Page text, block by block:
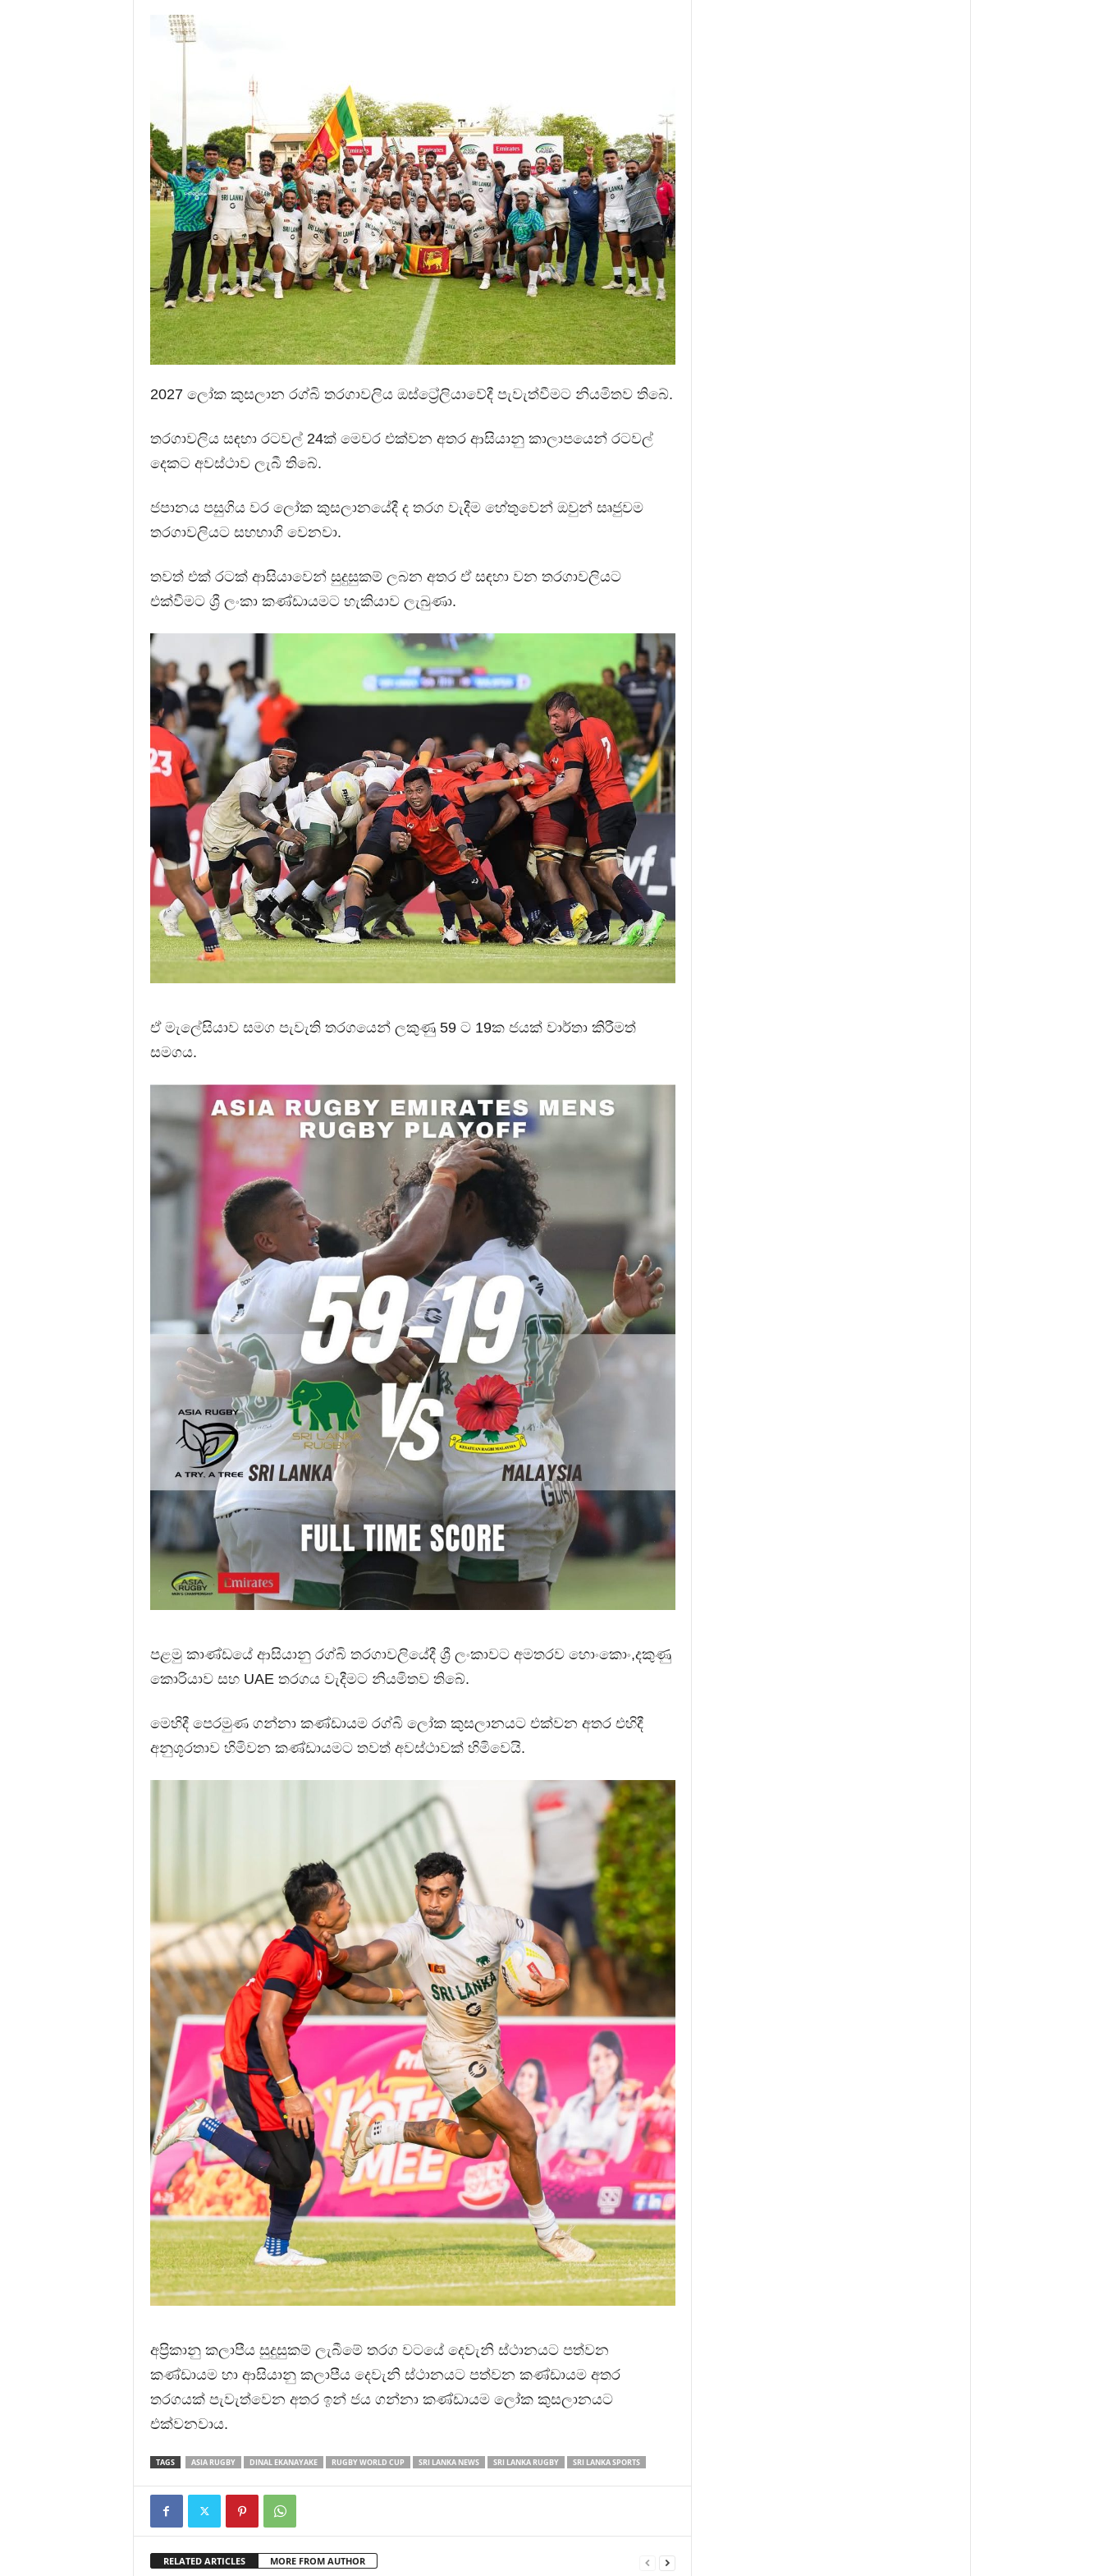
2027 ලෝක කුසලාන රග්බි තරගාවලිය ඔස්ට්‍රේලියාවේදී පැවැත්වීමට නියමිතව තිබේ.
තරගාවලිය සඳහා රටවල් 24ක් මෙවර එක්වන අතර ආසියානු කාලාපයෙන් රටවල්
දෙකට අවස්ථාව ලැබී තිබේ.
ජපානය පසුගිය වර ලෝක කුසලානයේදී ද තරග වැදීම හේතුවෙන් ඔවුන් සෘජුවම
තරගාවලියට සහභාගි වෙනවා.
තවත් එක් රටක් ආසියාවෙන් සුදුසුකම් ලබන අතර ඒ සඳහා වන තරගාවලියට
එක්වීමට ශ්‍රී ලංකා කණ්ඩායමට හැකියාව ලැබුණා.
ඒ මැලේසියාව සමග පැවැති තරගයෙන් ලකුණු 59 ට 19ක ජයක් වාර්තා කිරීමත්
සමගය.
පළමු කාණ්ඩයේ ආසියානු රග්බි තරගාවලියේදී ශ්‍රී ලංකාවට අමතරව හොංකොං,දකුණු
කොරියාව සහ UAE තරගය වැදීමට නියමිතව තිබේ.
මෙහිදී පෙරමුණ ගන්නා කණ්ඩායම රග්බි ලෝක කුසලානයට එක්වන අතර එහිදී
අනුශූරතාව හිමිවන කණ්ඩායමට තවත් අවස්ථාවක් හිමිවෙයි.
අප්‍රිකානු කලාපීය සුදුසුකම් ලැබීමේ තරග වටයේ දෙවැනි ස්ථානයට පත්වන
කණ්ඩායම හා ආසියානු කලාපීය දෙවැනි ස්ථානයට පත්වන කණ්ඩායම අතර
තරගයක් පැවැත්වෙන අතර ඉන් ජය ගන්නා කණ්ඩායම ලෝක කුසලානයට
එක්වනවාය.
TAGS ASIA RUGBY DINAL EKANAYAKE RUGBY WORLD CUP SRI LANKA NEWS SRI LANKA RUGBY SRI LANKA SPORTS
RELATED ARTICLES MORE FROM AUTHOR